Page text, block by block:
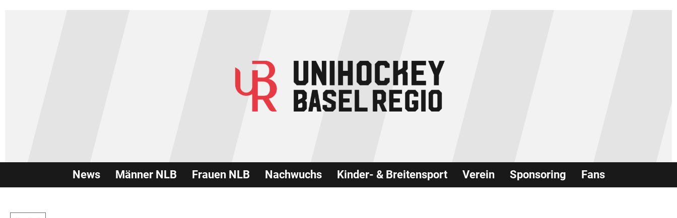
News Männer NLB Frauen NLB Nachwuchs Kinder- & Breitensport Verein Sponsoring Fans